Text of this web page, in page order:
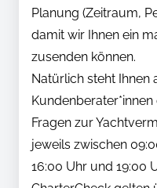
Planung (Zeitraum,
damit wir Ihnen ein
zusenden können.
Natürlich steht Ihnen
Fragen zur
jeweils zwischen
16:00 Uhr und 19:00